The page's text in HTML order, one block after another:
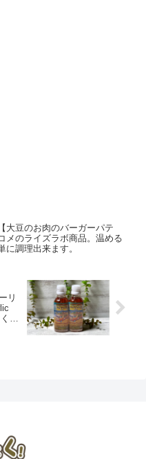
大豆のお肉のバーガーパテ
メのライズラボ商品。温める
に調理出来ます。
リ
で